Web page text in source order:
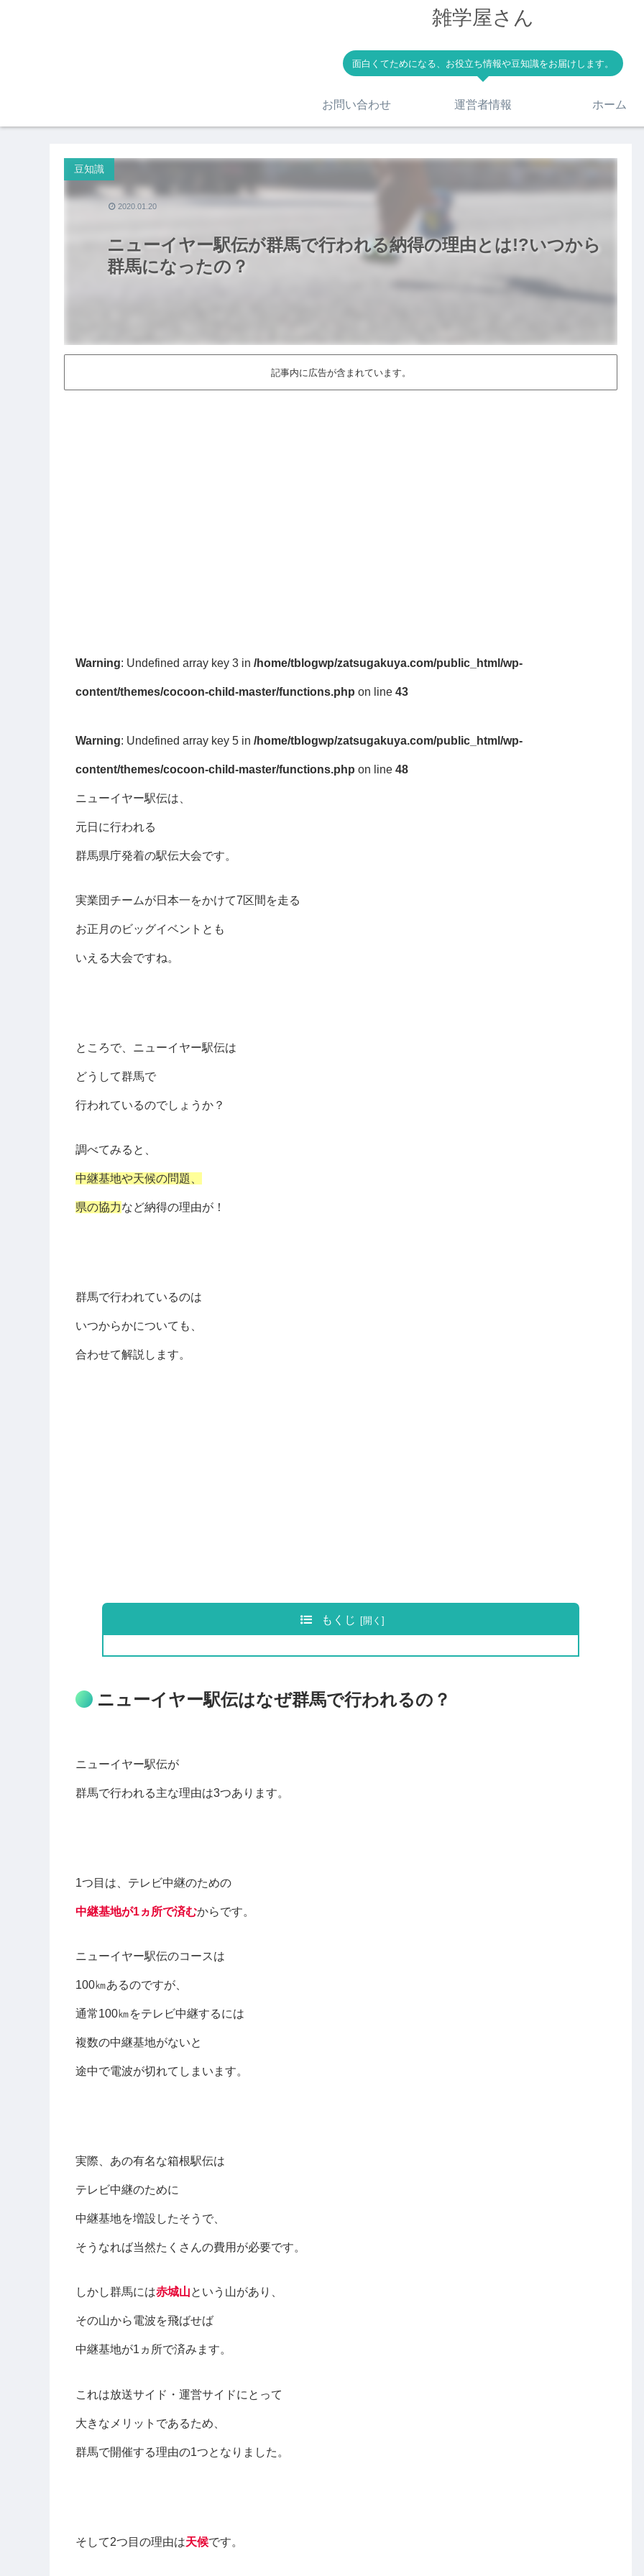
雑学屋さん
面白くてためになる、お役立ち情報や豆知識をお届けします。
お問い合わせ 運営者情報 ホーム
ニューイヤー駅伝が群馬で行われる納得の理由とは!?いつから
群馬になったの？
豆知識
2020.01.20
記事内に広告が含まれています。
Warning: Undefined array key 3 in /home/tblogwp/zatsugakuya.com/public_html/wp-
content/themes/cocoon-child-master/functions.php on line 43
Warning: Undefined array key 5 in /home/tblogwp/zatsugakuya.com/public_html/wp-
content/themes/cocoon-child-master/functions.php on line 48
ニューイヤー駅伝は、
元日に行われる
群馬県庁発着の駅伝大会です。
実業団チームが日本一をかけて7区間を走る
お正月のビッグイベントとも
いえる大会ですね。
ところで、ニューイヤー駅伝は
どうして群馬で
行われているのでしょうか？
調べてみると、
中継基地や天候の問題、
県の協力など納得の理由が！
群馬で行われているのは
いつからかについても、
合わせて解説します。
もくじ
ニューイヤー駅伝はなぜ群馬で行われるの？
ニューイヤー駅伝が
群馬で行われる主な理由は3つあります。
1つ目は、テレビ中継のための
中継基地が1ヵ所で済むからです。
ニューイヤー駅伝のコースは
100㎞あるのですが、
通常100㎞をテレビ中継するには
複数の中継基地がないと
途中で電波が切れてしまいます。
実際、あの有名な箱根駅伝は
テレビ中継のために
中継基地を増設したそうで、
そうなれば当然たくさんの費用が必要です。
しかし群馬には赤城山という山があり、
その山から電波を飛ばせば
中継基地が1ヵ所で済みます。
これは放送サイド・運営サイドにとって
大きなメリットであるため、
群馬で開催する理由の1つとなりました。
そして2つ目の理由は天候です。